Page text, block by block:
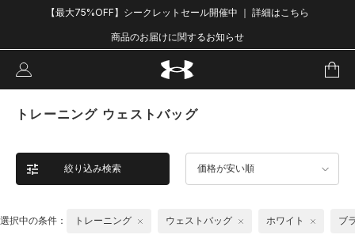
【最大75%OFF】シークレットセール開催中 ｜ 詳細はこちら
商品のお届けに関するお知らせ
トレーニング ウェストバッグ
絞り込み検索 価格が安い順
選択中の条件： トレーニング ウェストバッグ ホワイト ブ